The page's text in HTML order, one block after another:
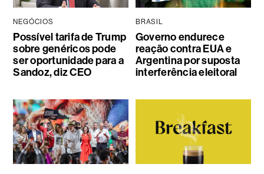
NEGÓCIOS
Possível tarifa de Trump
sobre genéricos pode
ser oportunidade para a
Sandoz, diz CEO
BRASIL
Governo endurece
reação contra EUA e
Argentina por suposta
interferência eleitoral